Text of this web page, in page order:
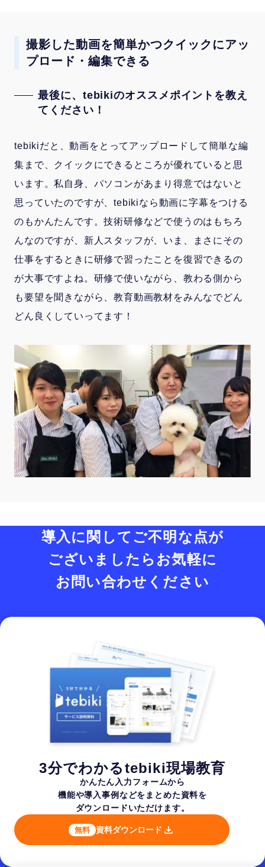
撮影した動画を簡単かつクイックにアッ
プロード・編集できる
最後に、tebikiのオススメポイントを教え
てください！
tebikiだと、動画をとってアップロードして簡単な編
集まで、クイックにできるところが優れていると思
います。私自身、パソコンがあまり得意ではないと
思っていたのですが、tebikiなら動画に字幕をつける
のもかんたんです。技術研修などで使うのはもちろ
んなのですが、新人スタッフが、いま、まさにその
仕事をするときに研修で習ったことを復習できるの
が大事ですよね。研修で使いながら、教わる側から
も要望を聞きながら、教育動画教材をみんなでどん
どん良くしていってます！
導入に関してご不明な点が
ございましたら お気軽に
お問い合わせください
3分でわかるtebiki現場教育
かんたん入力フォームから
機能や導入事例などを まとめた資料を
ダウンロードいただけます。
無料 資料ダウンロード